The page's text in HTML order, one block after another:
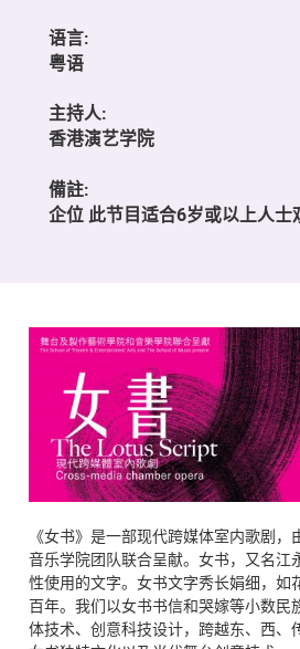
语言:
粤语
主持人:
香港演艺学院
備註:
企位 此节目适合6岁或以上人士
《女书》是一部现代跨媒体室内歌剧
音乐学院团队联合呈献。女书，又名江
性使用的文字。女书文字秀长娟细，如
百年。我们以女书书信和哭嫁等小数民
体技术、创意科技设计，跨越东、西、